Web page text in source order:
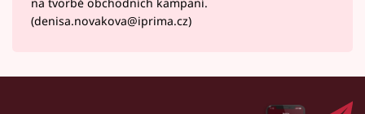
(denisa.novakova@iprima.cz)